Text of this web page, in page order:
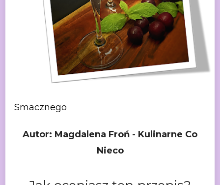
Smacznego
Autor: Magdalena Froń - Kulinarne Co
Nieco